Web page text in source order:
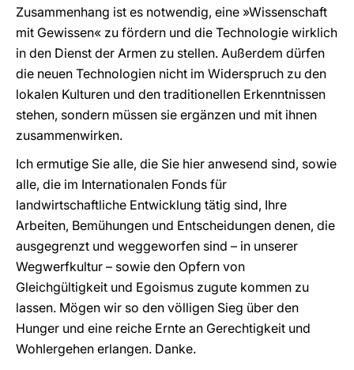
Zusammenhang ist es notwendig, eine »Wissenschaft
mit Gewissen« zu fördern und die Technologie wirklich
in den Dienst der Armen zu stellen. Außerdem dürfen
die neuen Technologien nicht im Widerspruch zu den
lokalen Kulturen und den traditionellen Erkenntnissen
stehen, sondern müssen sie ergänzen und mit ihnen
zusammenwirken.
Ich ermutige Sie alle, die Sie hier anwesend sind, sowie
alle, die im Internationalen Fonds für
landwirtschaftliche Entwicklung tätig sind, Ihre
Arbeiten, Bemühungen und Entscheidungen denen, die
ausgegrenzt und weggeworfen sind – in unserer
Wegwerfkultur – sowie den Opfern von
Gleichgültigkeit und Egoismus zugute kommen zu
lassen. Mögen wir so den völligen Sieg über den
Hunger und eine reiche Ernte an Gerechtigkeit und
Wohlergehen erlangen. Danke.